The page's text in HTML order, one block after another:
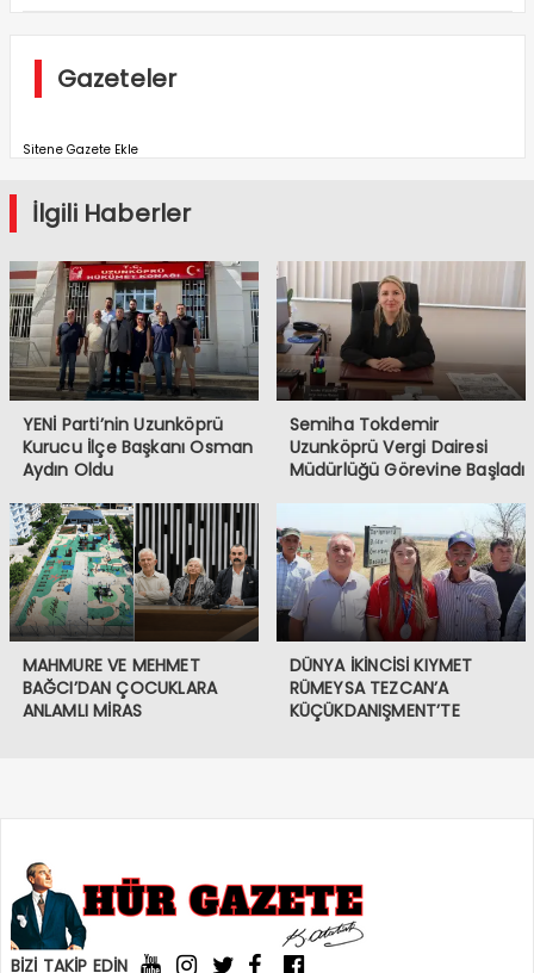
Gazeteler
Sitene Gazete Ekle
İlgili Haberler
YENİ Parti’nin Uzunköprü
Kurucu İlçe Başkanı Osman
Aydın Oldu
Semiha Tokdemir
Uzunköprü Vergi Dairesi
Müdürlüğü Görevine Başladı
MAHMURE VE MEHMET
BAĞCI’DAN ÇOCUKLARA
ANLAMLI MİRAS
DÜNYA İKİNCİSİ KIYMET
RÜMEYSA TEZCAN’A
KÜÇÜKDANIŞMENT’TE
BİZİ TAKİP EDİN